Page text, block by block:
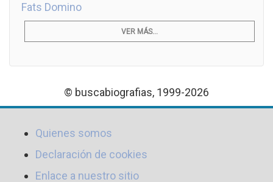
Fats Domino
VER MÁS...
© buscabiografias, 1999-2026
Quienes somos
Declaración de cookies
Enlace a nuestro sitio